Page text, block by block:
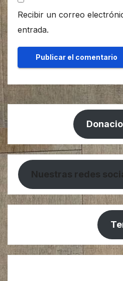
Recibir un correo
entrada.
Nuestras redes